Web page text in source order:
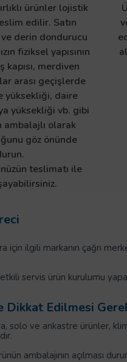
ürünler lojistik
edilir. Satın
ve derin dondurucu
fiziksel yapısının
merdiven
arası geçişlerde
yüksekliği, daire
yüksekliği vb. gibi
ambalajlı olarak
göz önünde
teslimatı ile
için ilgili markanın çağrı
servis ürün kurulumu
Dikkat Edilmesi
solo ve ankastre ürünler,
ambalajının açılması